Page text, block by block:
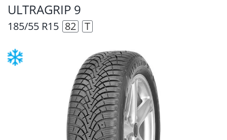
ULTRAGRIP 9
185/55 R15 82 T